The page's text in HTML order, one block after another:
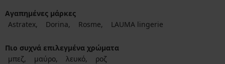
Αγαπημένες μάρκες
Astratex
Dorina Rosme LAUMA lingerie
Πιο συχνά επιλεγμένα χρώματα
μπεζ
μαύρο λευκό ροζ